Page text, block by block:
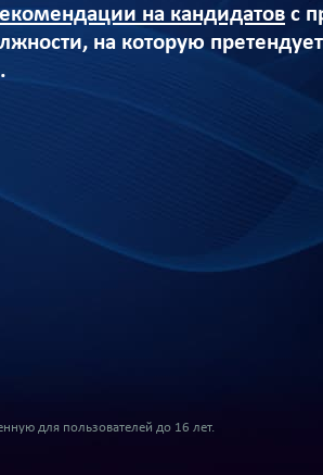
на кандидатов с
на которую
для пользователей до 16 лет.